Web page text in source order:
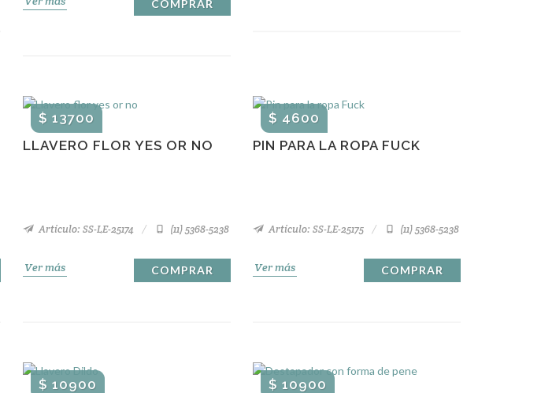
COMPRAR
LLAVERO FLOR YES OR NO
$ 13700
Artículo: SS-LE-25174 (11) 5368-5238
Ver más COMPRAR
PIN PARA LA ROPA FUCK
$ 4600
Artículo: SS-LE-25175 (11) 5368-5238
Ver más COMPRAR
$ 10900 $ 10900